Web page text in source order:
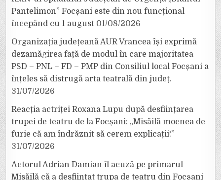
Pantelimon” Focșani este din nou funcțional
începând cu 1 august 01/08/2026
Organizația județeană AUR Vrancea își exprimă
dezamăgirea față de modul în care majoritatea
PSD – PNL – FD – PMP din Consiliul local Focșani a
înțeles să distrugă arta teatrală din județ.
31/07/2026
Reacția actriței Roxana Lupu după desființarea
trupei de teatru de la Focșani: „Misăilă mocnea de
furie că am îndrăznit să cerem explicații!”
31/07/2026
Actorul Adrian Damian îl acuză pe primarul
Misăilă că a desființat trupa de teatru din Focșani